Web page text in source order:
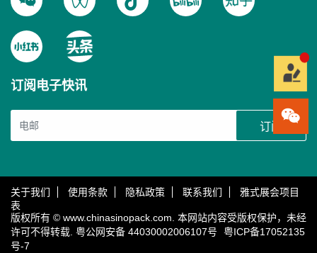
订阅电子快讯
订阅
关于我们 使用条款 隐私政策 联系我们
雅式展会项目
表
版权所有 © www.chinasinopack.com. 本网站内容受版权保护，未经
许可不得转载. 粤公网安备 44030002006107号
粤ICP备17052135
号-7